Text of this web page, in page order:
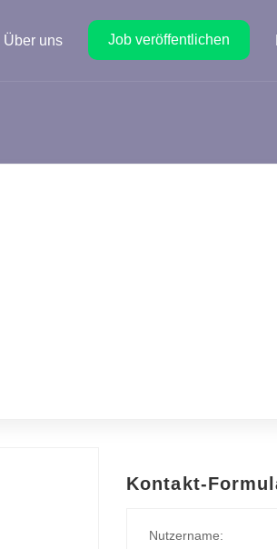
Über uns Job veröffentlichen
Kontakt-
Nutzername: